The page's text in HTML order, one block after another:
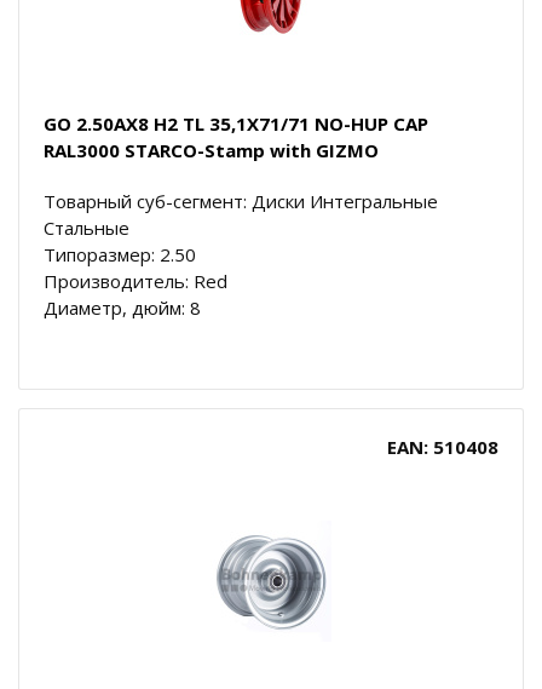
GO 2.50AX8 H2 TL 35,1X71/71 NO-HUP CAP
RAL3000 STARCO-Stamp with GIZMO
Товарный суб-сегмент: Диски Интегральные
Стальные
Типоразмер: 2.50
Производитель: Red
Диаметр, дюйм: 8
EAN: 510408